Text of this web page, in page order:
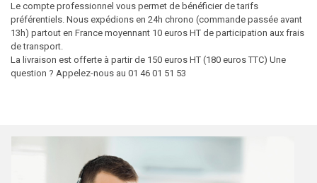
Le compte professionnel vous permet de bénéficier de tarifs
préférentiels. Nous expédions en 24h chrono (commande passée avant
13h) partout en France moyennant 10 euros HT de participation aux frais
de transport.
La livraison est offerte à partir de 150 euros HT (180 euros TTC) Une
question ? Appelez-nous au 01 46 01 51 53